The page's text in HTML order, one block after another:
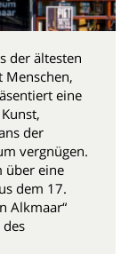
der ältesten
Menschen,
eine
der
vergnügen.
über eine
dem 17.
Alkmaar“